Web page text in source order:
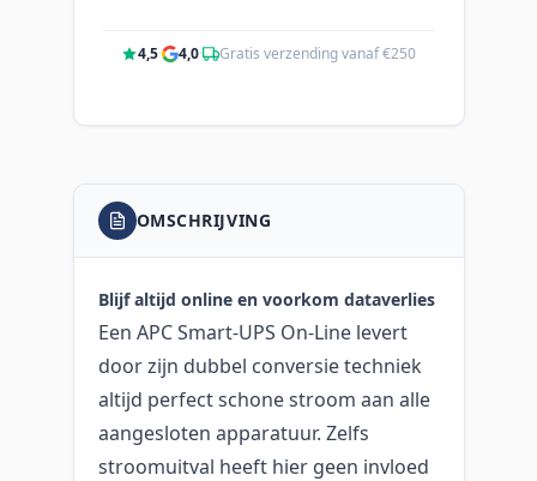
4,5· 4,0· Gratis verzending vanaf €250
OMSCHRIJVING
Blijf altijd online en voorkom dataverlies
Een APC Smart-UPS On-Line levert
door zijn dubbel conversie techniek
altijd perfect schone stroom aan alle
aangesloten apparatuur. Zelfs
stroomuitval heeft hier geen invloed